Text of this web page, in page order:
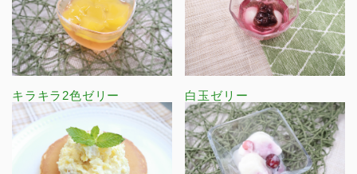
キラキラ2色ゼリー 白玉ゼリー